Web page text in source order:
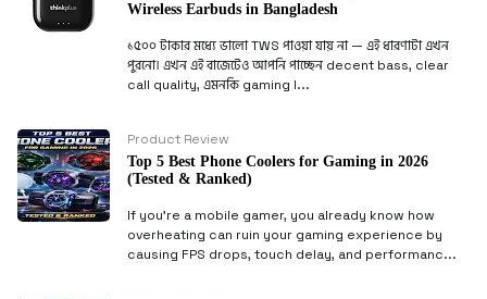
Wireless Earbuds in Bangladesh
১৫০০ টাকার মধ্যে ভালো TWS পাওয়া যায় না — এই ধারণাটা এখন
পুরনো। এখন এই বাজেটেও আপনি পাচ্ছেন decent bass, clear
call quality, এমনকি gaming l...
Product Review
Top 5 Best Phone Coolers for Gaming in 2026
(Tested & Ranked)
If you’re a mobile gamer, you already know how
overheating can ruin your gaming experience by
causing FPS drops, touch delay, and performanc...